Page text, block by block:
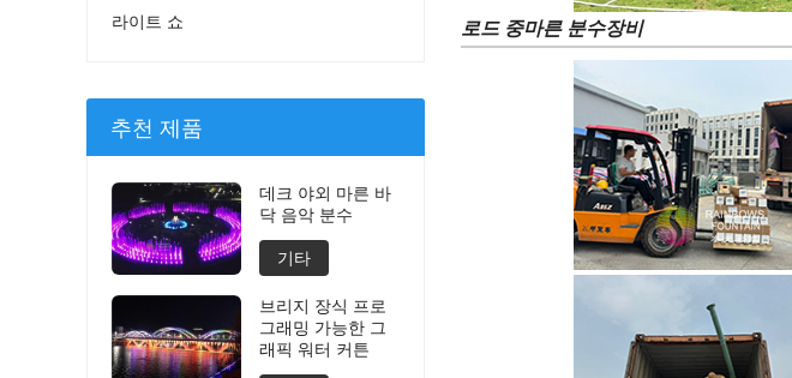
로드 중마른 분수장비
라이트 쇼
추천 제품
데크 야외 마른 바
닥 음악 분수
기타
브리지 장식 프로
그래밍 가능한 그
래픽 워터 커튼